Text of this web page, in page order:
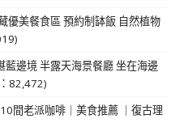
優美餐食區 預約制缽飯 自然植物
藍邊境 半露天海景餐廳 坐在海邊
82,472)
間老派咖啡｜美食推薦 ｜復古理